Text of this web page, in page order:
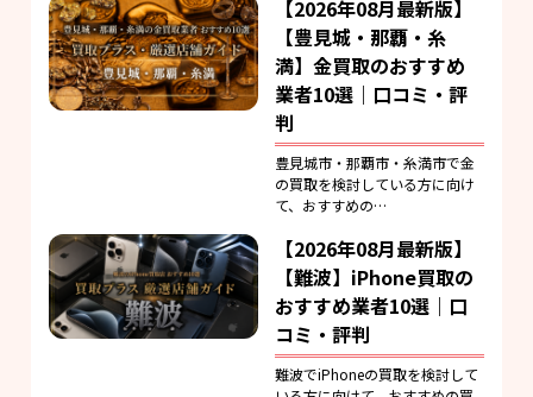
【2026年08月最新版】
【豊見城・那覇・糸
満】金買取のおすすめ
業者10選｜口コミ・評
判
豊見城市・那覇市・糸満市で金
の買取を検討している方に向け
て、おすすめの…
【2026年08月最新版】
【難波】iPhone買取の
おすすめ業者10選｜口
コミ・評判
難波でiPhoneの買取を検討して